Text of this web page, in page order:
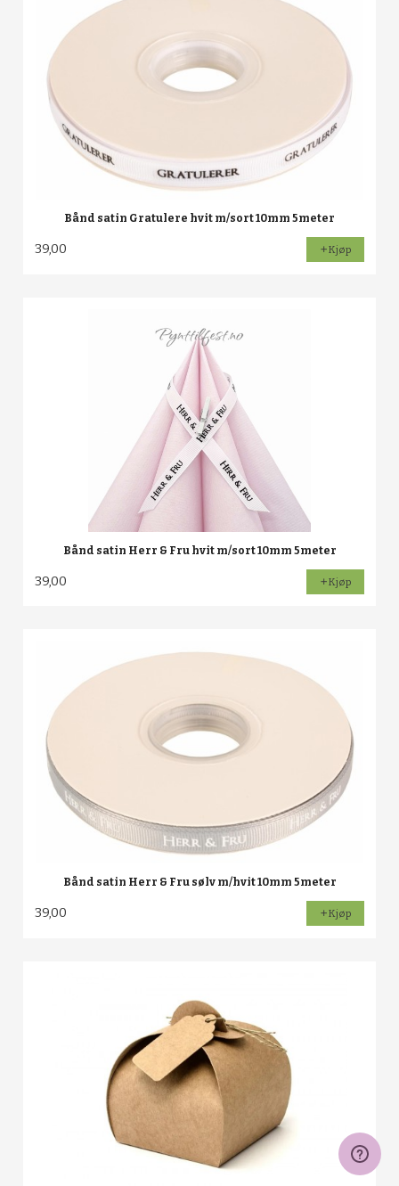
Bånd satin Gratulere hvit m/sort 10mm 5meter
39,00 Kjøp
Bånd satin Herr & Fru hvit m/sort 10mm 5meter
39,00 Kjøp
Bånd satin Herr & Fru sølv m/hvit 10mm 5meter
39,00 Kjøp